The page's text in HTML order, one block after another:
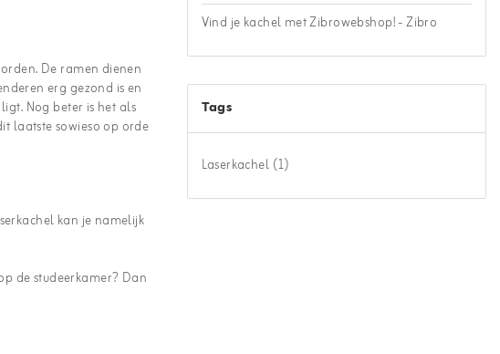
De ramen dienen
erg gezond is en
Nog beter is het als
laatste sowieso op orde
kan je namelijk
de studeerkamer? Dan
Vind je kachel met Zibrowebshop! - Zibro
Tags
Laserkachel (1)